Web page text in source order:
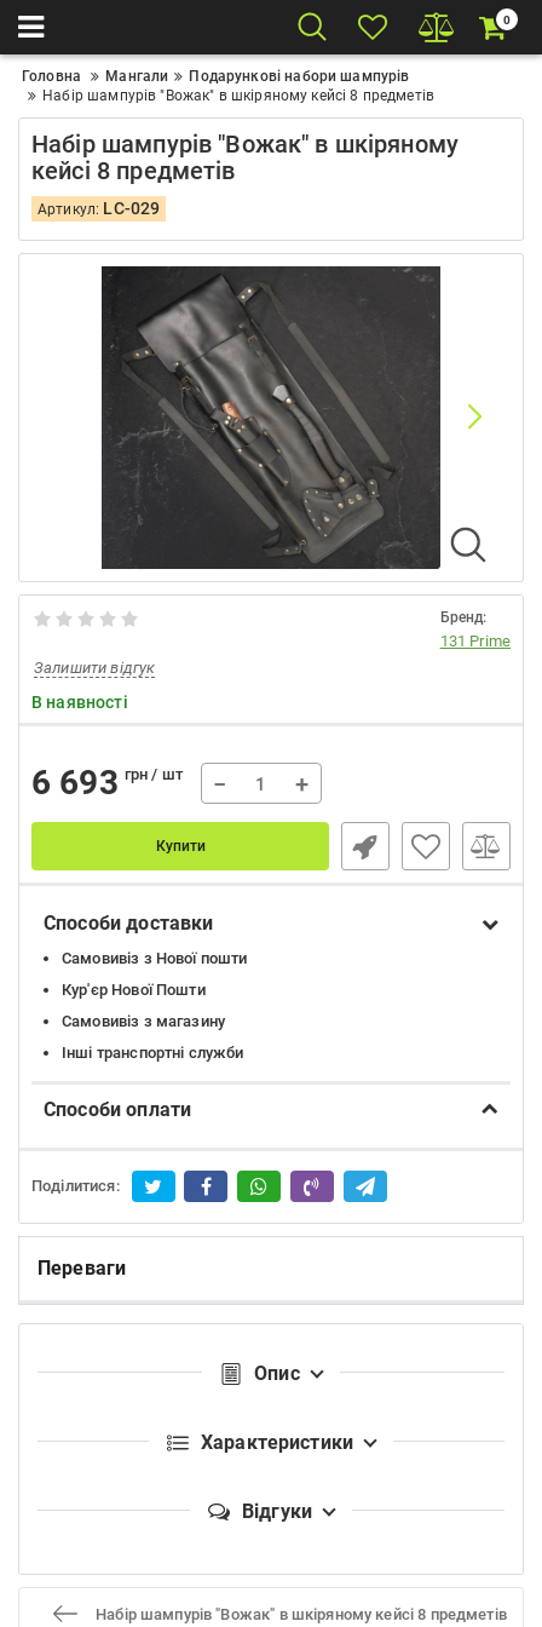
0
Головна Мангали
Подарункові набори шампурів
Набір шампурів "Вожак" в шкіряному кейсі 8 предметів
Набір шампурів "Вожак" в шкіряному
кейсі 8 предметів
Артикул: LC-029
Бренд:
131 Prime
Залишити відгук
В наявності
6 693 грн / шт − +
Купити
Способи доставки
Самовивіз з Нової пошти
Кур'єр Нової Пошти
Самовивіз з магазину
Інші транспортні служби
Способи оплати
Поділитися:
Переваги
Опис
Характеристики
Відгуки
Набір шампурів "Вожак" в шкіряному кейсі 8 предметів